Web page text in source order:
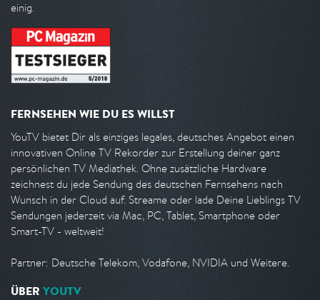
einig.
FERNSEHEN WIE DU ES WILLST
YouTV bietet Dir als einziges legales, deutsches Angebot einen
innovativen Online TV Rekorder zur Erstellung deiner ganz
persönlichen TV Mediathek. Ohne zusätzliche Hardware
zeichnest du jede Sendung des deutschen Fernsehens nach
Wunsch in der Cloud auf. Streame oder lade Deine Lieblings TV
Sendungen jederzeit via Mac, PC, Tablet, Smartphone oder
Smart-TV - weltweit!
Partner: Deutsche Telekom, Vodafone, NVIDIA und Weitere.
ÜBER YOUTV